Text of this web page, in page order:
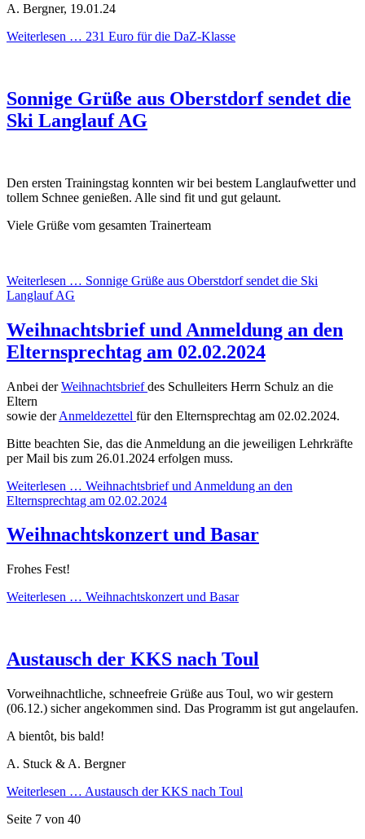
A. Bergner, 19.01.24
Weiterlesen … 231 Euro für die DaZ-Klasse
Sonnige Grüße aus Oberstdorf sendet die
Ski Langlauf AG
Den ersten Trainingstag konnten wir bei bestem Langlaufwetter und
tollem Schnee genießen. Alle sind fit und gut gelaunt.
Viele Grüße vom gesamten Trainerteam
Weiterlesen … Sonnige Grüße aus Oberstdorf sendet die Ski
Langlauf AG
Weihnachtsbrief und Anmeldung an den
Elternsprechtag am 02.02.2024
Anbei derWeihnachtsbriefdes Schulleiters Herrn Schulz an die
Eltern
sowie derAnmeldezettel für den Elternsprechtag am 02.02.2024.
Bitte beachten Sie, das die Anmeldung an die jeweiligen Lehrkräfte
per Mail bis zum 26.01.2024 erfolgen muss.
Weiterlesen … Weihnachtsbrief und Anmeldung an den
Elternsprechtag am 02.02.2024
Weihnachtskonzert und Basar
Frohes Fest!
Weiterlesen … Weihnachtskonzert und Basar
Austausch der KKS nach Toul
Vorweihnachtliche, schneefreie Grüße aus Toul, wo wir gestern
(06.12.) sicher angekommen sind. Das Programm ist gut angelaufen.
A bientôt, bis bald!
A. Stuck & A. Bergner
Weiterlesen … Austausch der KKS nach Toul
Seite 7 von 40